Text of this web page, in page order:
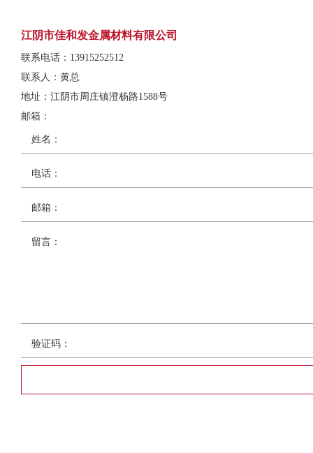
江阴市佳和发金属材料有限公司
联系电话：13915252512
联系人：黄总
地址：江阴市周庄镇澄杨路1588号
邮箱：
姓名：
电话：
邮箱：
留言：
验证码：